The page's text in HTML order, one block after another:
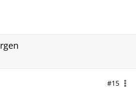
#15